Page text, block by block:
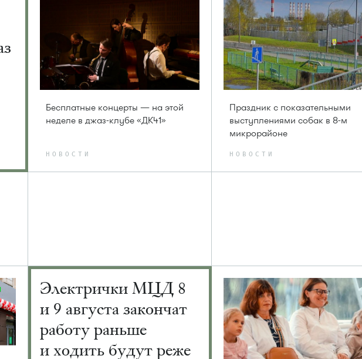
Бесплатные концерты — на этой
неделе в джаз-клубе «ДК41»
НОВОСТИ
Праздник с показательными
выступлениями собак в 8-м
микрорайоне
НОВОСТИ
Электрички МЦД 8
и 9 августа закончат
работу раньше
и ходить будут реже